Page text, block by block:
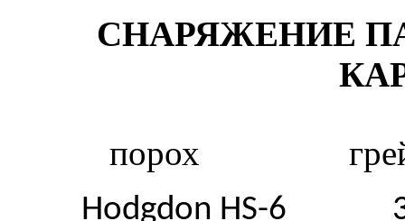
СНАРЯЖЕНИЕ
порох
Hodgdon HS-6